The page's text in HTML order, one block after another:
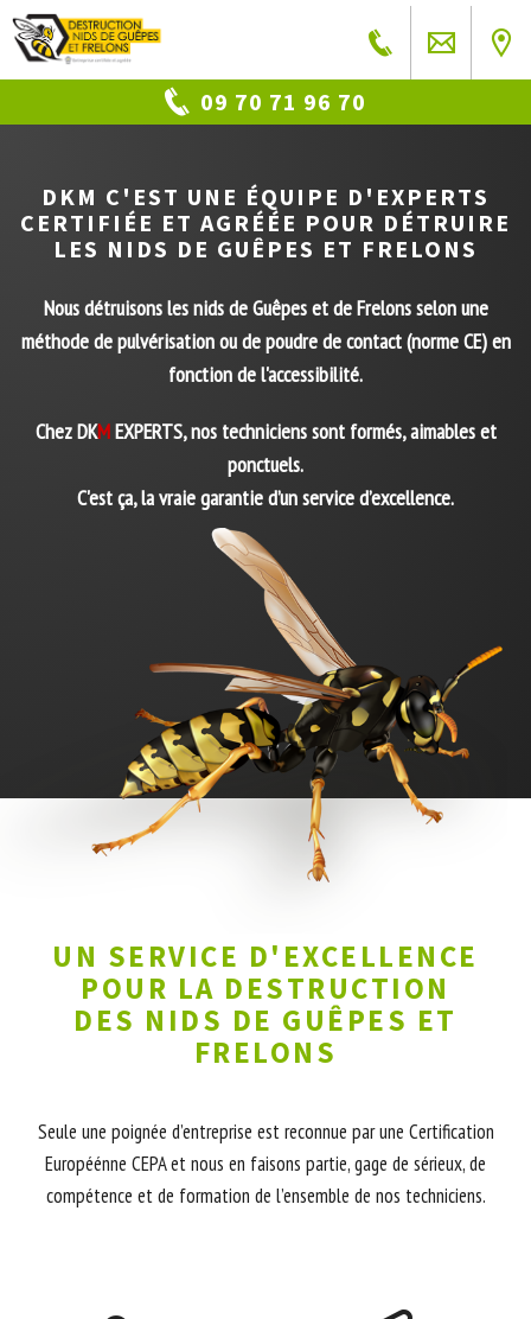
09 70 71 96 70
DKM C'EST UNE ÉQUIPE D'EXPERTS
CERTIFIÉE ET AGRÉÉE POUR DÉTRUIRE
LES NIDS DE GUÊPES ET FRELONS
Nousdétruisons les nids de Guêpes et de Frelons selon une
méthode de pulvérisation ou de poudre de contact (norme CE) en
fonction de l'accessibilité.
Chez DKMEXPERTS, nos techniciens sont formés, aimables et
ponctuels.
C'est ça, la vraie garantie d’un service d’excellence.
UN SERVICE D'EXCELLENCE
POUR LA DESTRUCTION
DES NIDS DE GUÊPES ET
FRELONS
Seule une poignée d’entreprise est reconnue par une Certification
Européénne CEPA et nous en faisons partie, gage de sérieux, de
compétence et de formation de l’ensemble de nos techniciens.